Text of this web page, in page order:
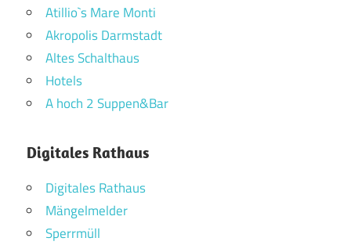
Atillio`s Mare Monti
Akropolis Darmstadt
Altes Schalthaus
Hotels
A hoch 2 Suppen&Bar
Digitales Rathaus
Digitales Rathaus
Mängelmelder
Sperrmüll